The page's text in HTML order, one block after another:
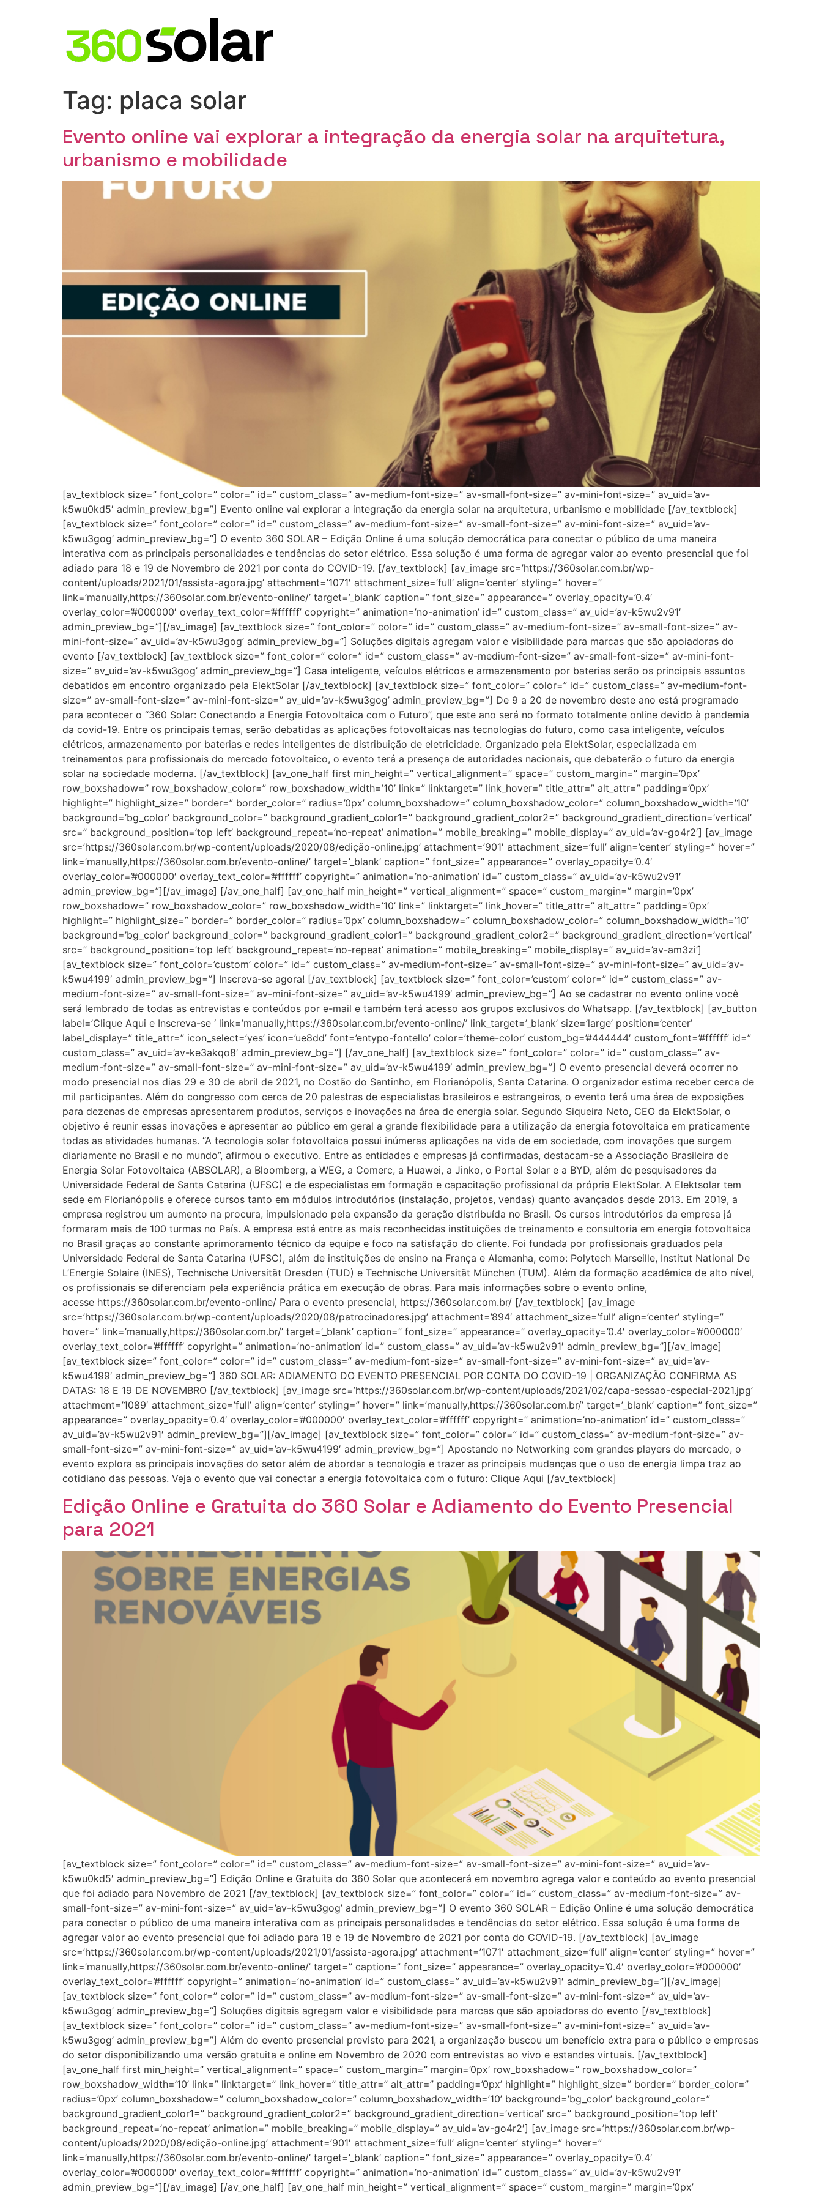
Tag: placa solar
Evento online vai explorar a integração da energia solar na arquitetura,
urbanismo e mobilidade
[av_textblock size=” font_color=” color=” id=” custom_class=” av-medium-font-size=” av-small-font-size=” av-mini-font-size=” av_uid=’av-
k5wu0kd5′ admin_preview_bg=”] Evento online vai explorar a integração da energia solar na arquitetura, urbanismo e mobilidade [/av_textblock]
[av_textblock size=” font_color=” color=” id=” custom_class=” av-medium-font-size=” av-small-font-size=” av-mini-font-size=” av_uid=’av-
k5wu3gog’ admin_preview_bg=”] O evento 360 SOLAR – Edição Online é uma solução democrática para conectar o público de uma maneira
interativa com as principais personalidades e tendências do setor elétrico. Essa solução é uma forma de agregar valor ao evento presencial que foi
adiado para 18 e 19 de Novembro de 2021 por conta do COVID-19. [/av_textblock] [av_image src=’https://360solar.com.br/wp-
content/uploads/2021/01/assista-agora.jpg’ attachment=’1071′ attachment_size=’full’ align=’center’ styling=” hover=”
link=’manually,https://360solar.com.br/evento-online/’ target=’_blank’ caption=” font_size=” appearance=” overlay_opacity=’0.4′
overlay_color=’#000000′ overlay_text_color=’#ffffff’ copyright=” animation=’no-animation’ id=” custom_class=” av_uid=’av-k5wu2v91′
admin_preview_bg=”][/av_image] [av_textblock size=” font_color=” color=” id=” custom_class=” av-medium-font-size=” av-small-font-size=” av-
mini-font-size=” av_uid=’av-k5wu3gog’ admin_preview_bg=”] Soluções digitais agregam valor e visibilidade para marcas que são apoiadoras do
evento [/av_textblock] [av_textblock size=” font_color=” color=” id=” custom_class=” av-medium-font-size=” av-small-font-size=” av-mini-font-
size=” av_uid=’av-k5wu3gog’ admin_preview_bg=”] Casa inteligente, veículos elétricos e armazenamento por baterias serão os principais assuntos
debatidos em encontro organizado pela ElektSolar [/av_textblock] [av_textblock size=” font_color=” color=” id=” custom_class=” av-medium-font-
size=” av-small-font-size=” av-mini-font-size=” av_uid=’av-k5wu3gog’ admin_preview_bg=”] De 9 a 20 de novembro deste ano está programado
para acontecer o “360 Solar: Conectando a Energia Fotovoltaica com o Futuro”, que este ano será no formato totalmente online devido à pandemia
da covid-19. Entre os principais temas, serão debatidas as aplicações fotovoltaicas nas tecnologias do futuro, como casa inteligente, veículos
elétricos, armazenamento por baterias e redes inteligentes de distribuição de eletricidade. Organizado pela ElektSolar, especializada em
treinamentos para profissionais do mercado fotovoltaico, o evento terá a presença de autoridades nacionais, que debaterão o futuro da energia
solar na sociedade moderna. [/av_textblock] [av_one_half first min_height=” vertical_alignment=” space=” custom_margin=” margin=’0px’
row_boxshadow=” row_boxshadow_color=” row_boxshadow_width=’10’ link=” linktarget=” link_hover=” title_attr=” alt_attr=” padding=’0px’
highlight=” highlight_size=” border=” border_color=” radius=’0px’ column_boxshadow=” column_boxshadow_color=” column_boxshadow_width=’10’
background=’bg_color’ background_color=” background_gradient_color1=” background_gradient_color2=” background_gradient_direction=’vertical’
src=” background_position=’top left’ background_repeat=’no-repeat’ animation=” mobile_breaking=” mobile_display=” av_uid=’av-go4r2′] [av_image
src=’https://360solar.com.br/wp-content/uploads/2020/08/edição-online.jpg’ attachment=’901′ attachment_size=’full’ align=’center’ styling=” hover=”
link=’manually,https://360solar.com.br/evento-online/’ target=’_blank’ caption=” font_size=” appearance=” overlay_opacity=’0.4′
overlay_color=’#000000′ overlay_text_color=’#ffffff’ copyright=” animation=’no-animation’ id=” custom_class=” av_uid=’av-k5wu2v91′
admin_preview_bg=”][/av_image] [/av_one_half] [av_one_half min_height=” vertical_alignment=” space=” custom_margin=” margin=’0px’
row_boxshadow=” row_boxshadow_color=” row_boxshadow_width=’10’ link=” linktarget=” link_hover=” title_attr=” alt_attr=” padding=’0px’
highlight=” highlight_size=” border=” border_color=” radius=’0px’ column_boxshadow=” column_boxshadow_color=” column_boxshadow_width=’10’
background=’bg_color’ background_color=” background_gradient_color1=” background_gradient_color2=” background_gradient_direction=’vertical’
src=” background_position=’top left’ background_repeat=’no-repeat’ animation=” mobile_breaking=” mobile_display=” av_uid=’av-am3zi’]
[av_textblock size=” font_color=’custom’ color=” id=” custom_class=” av-medium-font-size=” av-small-font-size=” av-mini-font-size=” av_uid=’av-
k5wu4199′ admin_preview_bg=”] Inscreva-se agora! [/av_textblock] [av_textblock size=” font_color=’custom’ color=” id=” custom_class=” av-
medium-font-size=” av-small-font-size=” av-mini-font-size=” av_uid=’av-k5wu4199′ admin_preview_bg=”] Ao se cadastrar no evento online você
será lembrado de todas as entrevistas e conteúdos por e-mail e também terá acesso aos grupos exclusivos do Whatsapp. [/av_textblock] [av_button
label=’Clique Aqui e Inscreva-se ‘ link=’manually,https://360solar.com.br/evento-online/’ link_target=’_blank’ size=’large’ position=’center’
label_display=” title_attr=” icon_select=’yes’ icon=’ue8dd’ font=’entypo-fontello’ color=’theme-color’ custom_bg=’#444444′ custom_font=’#ffffff’ id=”
custom_class=” av_uid=’av-ke3akqo8′ admin_preview_bg=”] [/av_one_half] [av_textblock size=” font_color=” color=” id=” custom_class=” av-
medium-font-size=” av-small-font-size=” av-mini-font-size=” av_uid=’av-k5wu4199′ admin_preview_bg=”] O evento presencial deverá ocorrer no
modo presencial nos dias 29 e 30 de abril de 2021, no Costão do Santinho, em Florianópolis, Santa Catarina. O organizador estima receber cerca de
mil participantes. Além do congresso com cerca de 20 palestras de especialistas brasileiros e estrangeiros, o evento terá uma área de exposições
para dezenas de empresas apresentarem produtos, serviços e inovações na área de energia solar. Segundo Siqueira Neto, CEO da ElektSolar, o
objetivo é reunir essas inovações e apresentar ao público em geral a grande flexibilidade para a utilização da energia fotovoltaica em praticamente
todas as atividades humanas. “A tecnologia solar fotovoltaica possui inúmeras aplicações na vida de em sociedade, com inovações que surgem
diariamente no Brasil e no mundo”, afirmou o executivo. Entre as entidades e empresas já confirmadas, destacam-se a Associação Brasileira de
Energia Solar Fotovoltaica (ABSOLAR), a Bloomberg, a WEG, a Comerc, a Huawei, a Jinko, o Portal Solar e a BYD, além de pesquisadores da
Universidade Federal de Santa Catarina (UFSC) e de especialistas em formação e capacitação profissional da própria ElektSolar. A Elektsolar tem
sede em Florianópolis e oferece cursos tanto em módulos introdutórios (instalação, projetos, vendas) quanto avançados desde 2013. Em 2019, a
empresa registrou um aumento na procura, impulsionado pela expansão da geração distribuída no Brasil. Os cursos introdutórios da empresa já
formaram mais de 100 turmas no País. A empresa está entre as mais reconhecidas instituições de treinamento e consultoria em energia fotovoltaica
no Brasil graças ao constante aprimoramento técnico da equipe e foco na satisfação do cliente. Foi fundada por profissionais graduados pela
Universidade Federal de Santa Catarina (UFSC), além de instituições de ensino na França e Alemanha, como: Polytech Marseille, Institut National De
L’Energie Solaire (INES), Technische Universität Dresden (TUD) e Technische Universität München (TUM). Além da formação acadêmica de alto nível,
os profissionais se diferenciam pela experiência prática em execução de obras. Para mais informações sobre o evento online,
acesse https://360solar.com.br/evento-online/ Para o evento presencial, https://360solar.com.br/ [/av_textblock] [av_image
src=’https://360solar.com.br/wp-content/uploads/2020/08/patrocinadores.jpg’ attachment=’894′ attachment_size=’full’ align=’center’ styling=”
hover=” link=’manually,https://360solar.com.br/’ target=’_blank’ caption=” font_size=” appearance=” overlay_opacity=’0.4′ overlay_color=’#000000′
overlay_text_color=’#ffffff’ copyright=” animation=’no-animation’ id=” custom_class=” av_uid=’av-k5wu2v91′ admin_preview_bg=”][/av_image]
[av_textblock size=” font_color=” color=” id=” custom_class=” av-medium-font-size=” av-small-font-size=” av-mini-font-size=” av_uid=’av-
k5wu4199′ admin_preview_bg=”] 360 SOLAR: ADIAMENTO DO EVENTO PRESENCIAL POR CONTA DO COVID-19 | ORGANIZAÇÃO CONFIRMA AS
DATAS: 18 E 19 DE NOVEMBRO [/av_textblock] [av_image src=’https://360solar.com.br/wp-content/uploads/2021/02/capa-sessao-especial-2021.jpg’
attachment=’1089′ attachment_size=’full’ align=’center’ styling=” hover=” link=’manually,https://360solar.com.br/’ target=’_blank’ caption=” font_size=”
appearance=” overlay_opacity=’0.4′ overlay_color=’#000000′ overlay_text_color=’#ffffff’ copyright=” animation=’no-animation’ id=” custom_class=”
av_uid=’av-k5wu2v91′ admin_preview_bg=”][/av_image] [av_textblock size=” font_color=” color=” id=” custom_class=” av-medium-font-size=” av-
small-font-size=” av-mini-font-size=” av_uid=’av-k5wu4199′ admin_preview_bg=”] Apostando no Networking com grandes players do mercado, o
evento explora as principais inovações do setor além de abordar a tecnologia e trazer as principais mudanças que o uso de energia limpa traz ao
cotidiano das pessoas. Veja o evento que vai conectar a energia fotovoltaica com o futuro: Clique Aqui [/av_textblock]
Edição Online e Gratuita do 360 Solar e Adiamento do Evento Presencial
para 2021
[av_textblock size=” font_color=” color=” id=” custom_class=” av-medium-font-size=” av-small-font-size=” av-mini-font-size=” av_uid=’av-
k5wu0kd5′ admin_preview_bg=”] Edição Online e Gratuita do 360 Solar que acontecerá em novembro agrega valor e conteúdo ao evento presencial
que foi adiado para Novembro de 2021 [/av_textblock] [av_textblock size=” font_color=” color=” id=” custom_class=” av-medium-font-size=” av-
small-font-size=” av-mini-font-size=” av_uid=’av-k5wu3gog’ admin_preview_bg=”] O evento 360 SOLAR – Edição Online é uma solução democrática
para conectar o público de uma maneira interativa com as principais personalidades e tendências do setor elétrico. Essa solução é uma forma de
agregar valor ao evento presencial que foi adiado para 18 e 19 de Novembro de 2021 por conta do COVID-19. [/av_textblock] [av_image
src=’https://360solar.com.br/wp-content/uploads/2021/01/assista-agora.jpg’ attachment=’1071′ attachment_size=’full’ align=’center’ styling=” hover=”
link=’manually,https://360solar.com.br/evento-online/’ target=” caption=” font_size=” appearance=” overlay_opacity=’0.4′ overlay_color=’#000000′
overlay_text_color=’#ffffff’ copyright=” animation=’no-animation’ id=” custom_class=” av_uid=’av-k5wu2v91′ admin_preview_bg=”][/av_image]
[av_textblock size=” font_color=” color=” id=” custom_class=” av-medium-font-size=” av-small-font-size=” av-mini-font-size=” av_uid=’av-
k5wu3gog’ admin_preview_bg=”] Soluções digitais agregam valor e visibilidade para marcas que são apoiadoras do evento [/av_textblock]
[av_textblock size=” font_color=” color=” id=” custom_class=” av-medium-font-size=” av-small-font-size=” av-mini-font-size=” av_uid=’av-
k5wu3gog’ admin_preview_bg=”] Além do evento presencial previsto para 2021, a organização buscou um benefício extra para o público e empresas
do setor disponibilizando uma versão gratuita e online em Novembro de 2020 com entrevistas ao vivo e estandes virtuais. [/av_textblock]
[av_one_half first min_height=” vertical_alignment=” space=” custom_margin=” margin=’0px’ row_boxshadow=” row_boxshadow_color=”
row_boxshadow_width=’10’ link=” linktarget=” link_hover=” title_attr=” alt_attr=” padding=’0px’ highlight=” highlight_size=” border=” border_color=”
radius=’0px’ column_boxshadow=” column_boxshadow_color=” column_boxshadow_width=’10’ background=’bg_color’ background_color=”
background_gradient_color1=” background_gradient_color2=” background_gradient_direction=’vertical’ src=” background_position=’top left’
background_repeat=’no-repeat’ animation=” mobile_breaking=” mobile_display=” av_uid=’av-go4r2′] [av_image src=’https://360solar.com.br/wp-
content/uploads/2020/08/edição-online.jpg’ attachment=’901′ attachment_size=’full’ align=’center’ styling=” hover=”
link=’manually,https://360solar.com.br/evento-online/’ target=’_blank’ caption=” font_size=” appearance=” overlay_opacity=’0.4′
overlay_color=’#000000′ overlay_text_color=’#ffffff’ copyright=” animation=’no-animation’ id=” custom_class=” av_uid=’av-k5wu2v91′
admin_preview_bg=”][/av_image] [/av_one_half] [av_one_half min_height=” vertical_alignment=” space=” custom_margin=” margin=’0px’